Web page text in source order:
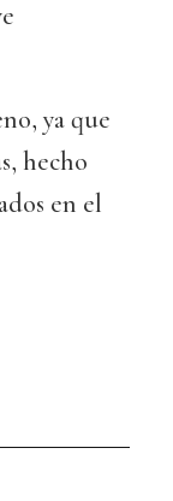
ya que
hecho
en el